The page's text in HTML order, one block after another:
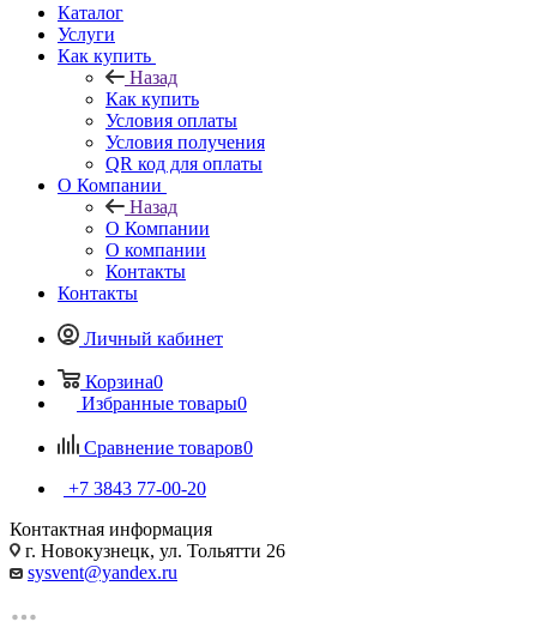
Каталог
Услуги
Как купить
Назад
Как купить
Условия оплаты
Условия получения
QR код для оплаты
О Компании
Назад
О Компании
О компании
Контакты
Контакты
Личный кабинет
Корзина0
Избранные товары0
Сравнение товаров0
+7 3843 77-00-20
Контактная информация
г. Новокузнецк, ул. Тольятти 26
sysvent@yandex.ru